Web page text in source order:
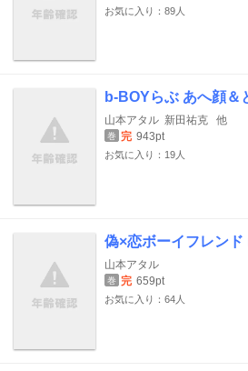
お気に入り：89人
b-BOYらぶ あへ顔＆
山本アタル 新田祐克 他
巻 完 943pt
お気に入り：19人
偽×恋ボーイフレン
山本アタル
巻 完 659pt
お気に入り：64人